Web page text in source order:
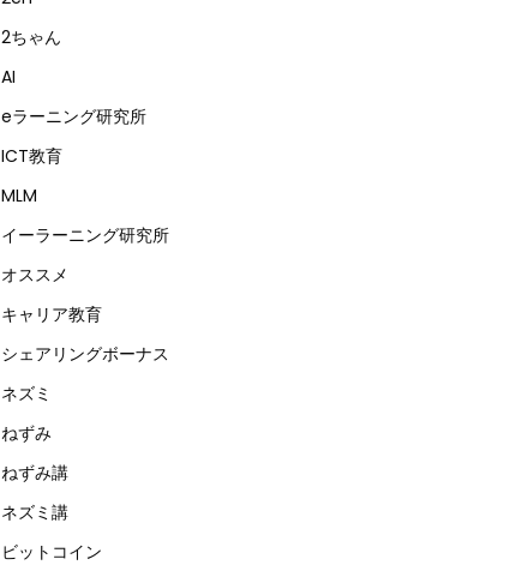
2ちゃん
AI
eラーニング研究所
ICT教育
MLM
イーラーニング研究所
オススメ
キャリア教育
シェアリングボーナス
ネズミ
ねずみ
ねずみ講
ネズミ講
ビットコイン